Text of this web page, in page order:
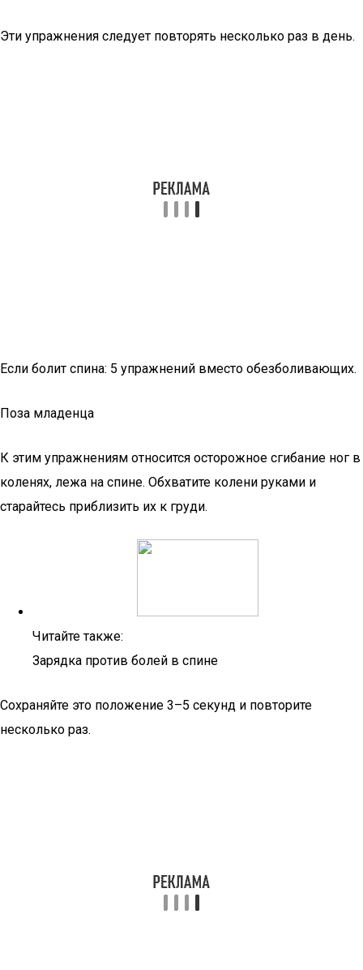
Эти упражнения следует повторять несколько раз в день.
Если болит спина: 5 упражнений вместо обезболивающих.
Поза младенца
К этим упражнениям относится осторожное сгибание ног в
коленях, лежа на спине. Обхватите колени руками и
старайтесь приблизить их к груди.
Читайте также:
Зарядка против болей в спине
Сохраняйте это положение 3–5 секунд и повторите
несколько раз.